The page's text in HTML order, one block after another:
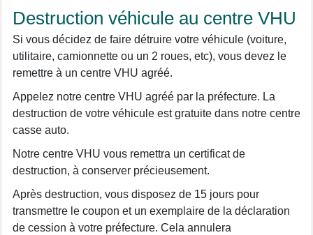
Destruction véhicule au centre VHU
Si vous décidez de faire détruire votre véhicule (voiture,
utilitaire, camionnette ou un 2 roues, etc), vous devez le
remettre à un centre VHU agréé.
Appelez notre centre VHU agréé par la préfecture. La
destruction de votre véhicule est gratuite dans notre centre
casse auto.
Notre centre VHU vous remettra un certificat de
destruction, à conserver précieusement.
Après destruction, vous disposez de 15 jours pour
transmettre le coupon et un exemplaire de la déclaration
de cession à votre préfecture. Cela annulera